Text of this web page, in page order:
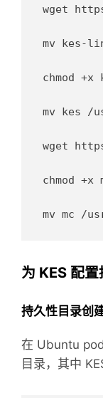
wget
mv kes-
chmod +x
mv kes /
wget
chmod +x
为 KES 配
持久性目录创
在 Ubuntu
目录，其中